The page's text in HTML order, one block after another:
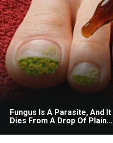
Fungus Is A Parasite, And It
Dies From A Drop Of Plain...